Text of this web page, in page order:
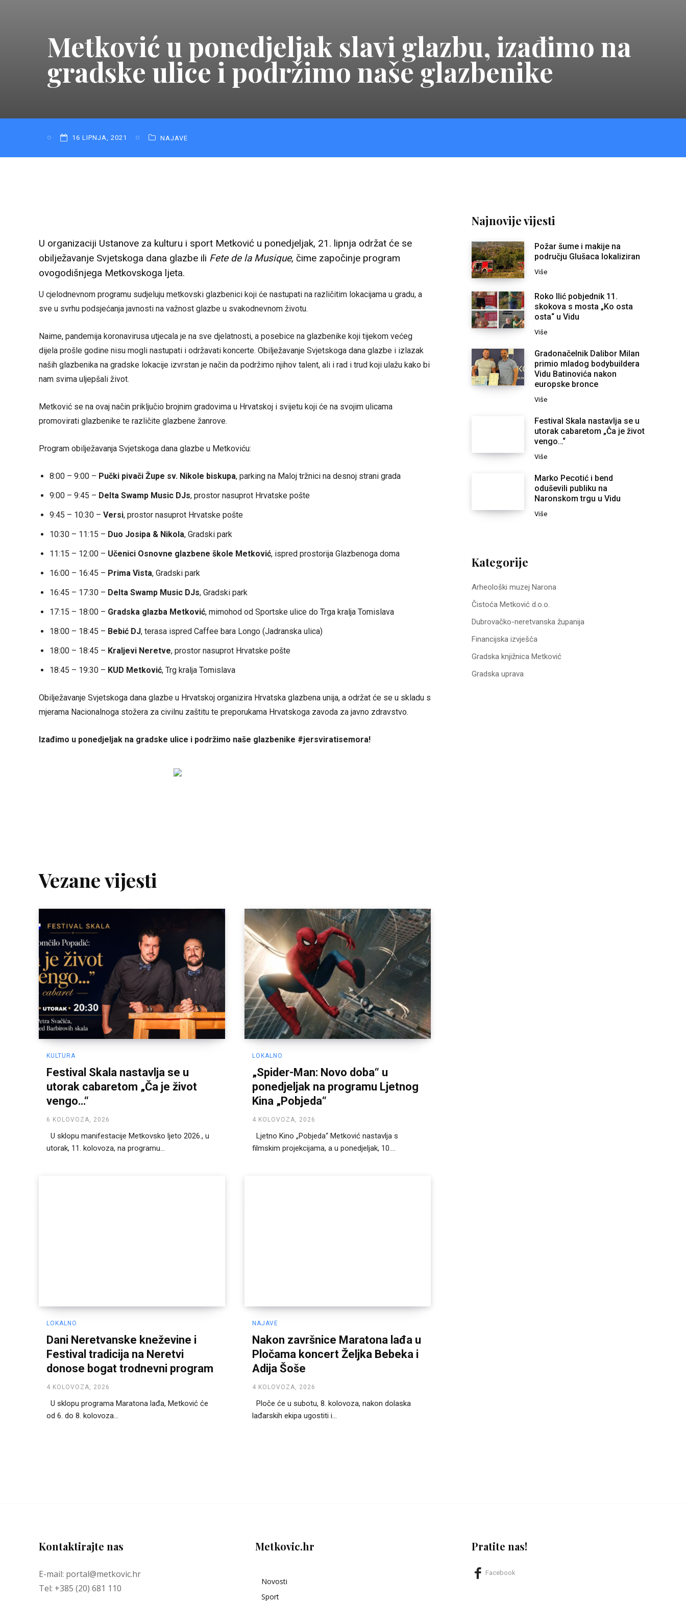
Metković u ponedjeljak slavi glazbu, izađimo na
gradske ulice i podržimo naše glazbenike
16 LIPNJA, 2021 NAJAVE
U organizaciji Ustanove za kulturu i sport Metković u ponedjeljak, 21. lipnja održat će se
obilježavanje Svjetskoga dana glazbe ili Fete de la Musique, čime započinje program
ovogodišnjega Metkovskoga ljeta.
U cjelodnevnom programu sudjeluju metkovski glazbenici koji će nastupati na različitim lokacijama u gradu, a
sve u svrhu podsjećanja javnosti na važnost glazbe u svakodnevnom životu.
Naime, pandemija koronavirusa utjecala je na sve djelatnosti, a posebice na glazbenike koji tijekom većeg
dijela prošle godine nisu mogli nastupati i održavati koncerte. Obilježavanje Svjetskoga dana glazbe i izlazak
naših glazbenika na gradske lokacije izvrstan je način da podržimo njihov talent, ali i rad i trud koji ulažu kako bi
nam svima uljepšali život.
Metković se na ovaj način priključio brojnim gradovima u Hrvatskoj i svijetu koji će na svojim ulicama
promovirati glazbenike te različite glazbene žanrove.
Program obilježavanja Svjetskoga dana glazbe u Metkoviću:
8:00 – 9:00 – Pučki pivači Župe sv. Nikole biskupa, parking na Maloj tržnici na desnoj strani grada
9:00 – 9:45 – Delta Swamp Music DJs, prostor nasuprot Hrvatske pošte
9:45 – 10:30 – Versi, prostor nasuprot Hrvatske pošte
10:30 – 11:15 – Duo Josipa & Nikola, Gradski park
11:15 – 12:00 – Učenici Osnovne glazbene škole Metković, ispred prostorija Glazbenoga doma
16:00 – 16:45 – Prima Vista, Gradski park
16:45 – 17:30 – Delta Swamp Music DJs, Gradski park
17:15 – 18:00 – Gradska glazba Metković, mimohod od Sportske ulice do Trga kralja Tomislava
18:00 – 18:45 – Bebić DJ, terasa ispred Caffee bara Longo (Jadranska ulica)
18:00 – 18:45 – Kraljevi Neretve, prostor nasuprot Hrvatske pošte
18:45 – 19:30 – KUD Metković, Trg kralja Tomislava
Obilježavanje Svjetskoga dana glazbe u Hrvatskoj organizira Hrvatska glazbena unija, a održat će se u skladu s
mjerama Nacionalnoga stožera za civilnu zaštitu te preporukama Hrvatskoga zavoda za javno zdravstvo.
Izađimo u ponedjeljak na gradske ulice i podržimo naše glazbenike #jersviratisemora!
Vezane vijesti
KULTURA
Festival Skala nastavlja se u
utorak cabaretom „Ča je život
vengo…“
6 KOLOVOZA, 2026
utorak, 11. kolovoza, na programu...
LOKALNO
„Spider-Man: Novo doba“ u
ponedjeljak na programu Ljetnog
Kina „Pobjeda“
4 KOLOVOZA, 2026
Ljetno Kino „Pobjeda“ Metković nastavlja s
filmskim projekcijama, a u ponedjeljak, 10....
LOKALNO
Dani Neretvanske kneževine i
Festival tradicija na Neretvi
donose bogat trodnevni program
4 KOLOVOZA, 2026
U sklopu programa Maratona lađa, Metković će
od 6. do 8. kolovoza...
NAJAVE
Nakon završnice Maratona lađa u
Pločama koncert Željka Bebeka i
Adija Šoše
4 KOLOVOZA, 2026
lađarskih ekipa ugostiti i...
Najnovije vijesti
Požar šume i makije na
području Glušaca lokaliziran
Više
Roko Ilić pobjednik 11.
skokova s mosta „Ko osta
osta“ u Vidu
Više
Gradonačelnik Dalibor Milan
primio mladog bodybuildera
Vidu Batinovića nakon
europske bronce
Više
Festival Skala nastavlja se u
utorak cabaretom „Ča je život
vengo…“
Više
Marko Pecotić i bend
oduševili publiku na
Naronskom trgu u Vidu
Više
Kategorije
Arheološki muzej Narona
Čistoća Metković d.o.o.
Dubrovačko-neretvanska županija
Financijska izvješća
Gradska knjižnica Metković
Gradska uprava
Kontaktirajte nas
E-mail: portal@metkovic.hr
Tel: +385 (20) 681 110
Metkovic.hr
Novosti
Sport
Pratite nas!
Facebook